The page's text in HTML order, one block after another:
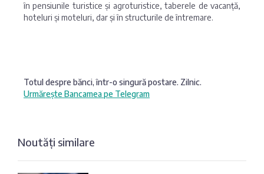
în pensiunile turistice și agroturistice, taberele de vacanță,
hoteluri și moteluri, dar și în structurile de întremare.
Totul despre bănci, într-o singură postare. Zilnic.
Urmărește Bancamea pe Telegram
Noutăți similare